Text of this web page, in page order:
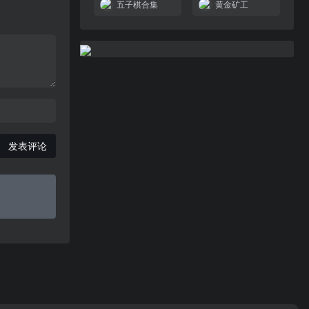
发表评论
五子棋合集 黄金矿工